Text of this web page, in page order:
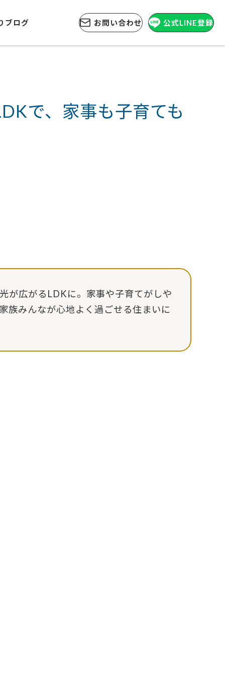
ブログ お問い合わせ 公式LINE登録
で、家事も子育ても
が広がるLDKに。家事や子育てがしや
族みんなが心地よく過ごせる住まいに